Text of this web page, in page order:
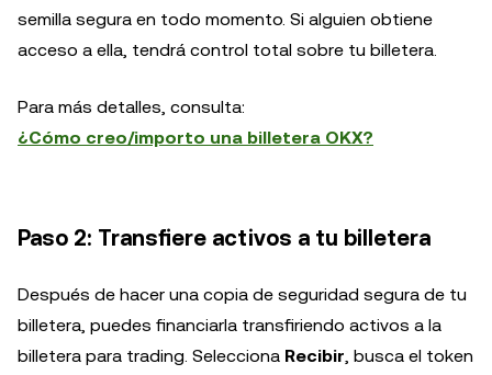
semilla segura en todo momento. Si alguien obtiene
acceso a ella, tendrá control total sobre tu billetera.
Para más detalles, consulta:
¿Cómo creo/importo una billetera OKX?
Paso 2: Transfiere activos a tu billetera
Después de hacer una copia de seguridad segura de tu
billetera, puedes financiarla transfiriendo activos a la
billetera para trading. Selecciona Recibir, busca el token